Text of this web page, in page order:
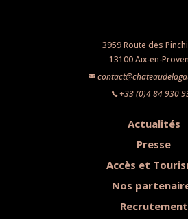
3959 Route des
13100 Aix-en-
+33 (0)4 84 930
Actualités
Presse
Accès et
Nos
Recrutement